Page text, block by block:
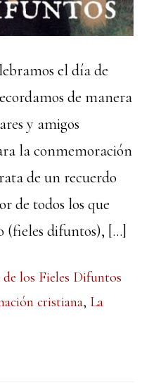
el día de
de manera
y amigos
la conmemoración
de un recuerdo
de todos los que
(fieles difuntos), […]
los Fieles Difuntos
cristiana, La